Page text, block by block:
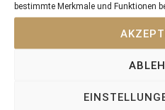
bestimmte Merkmale und Funktionen